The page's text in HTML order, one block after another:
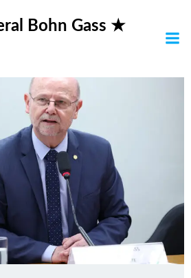
para
Bohn Gass ★
trabalho